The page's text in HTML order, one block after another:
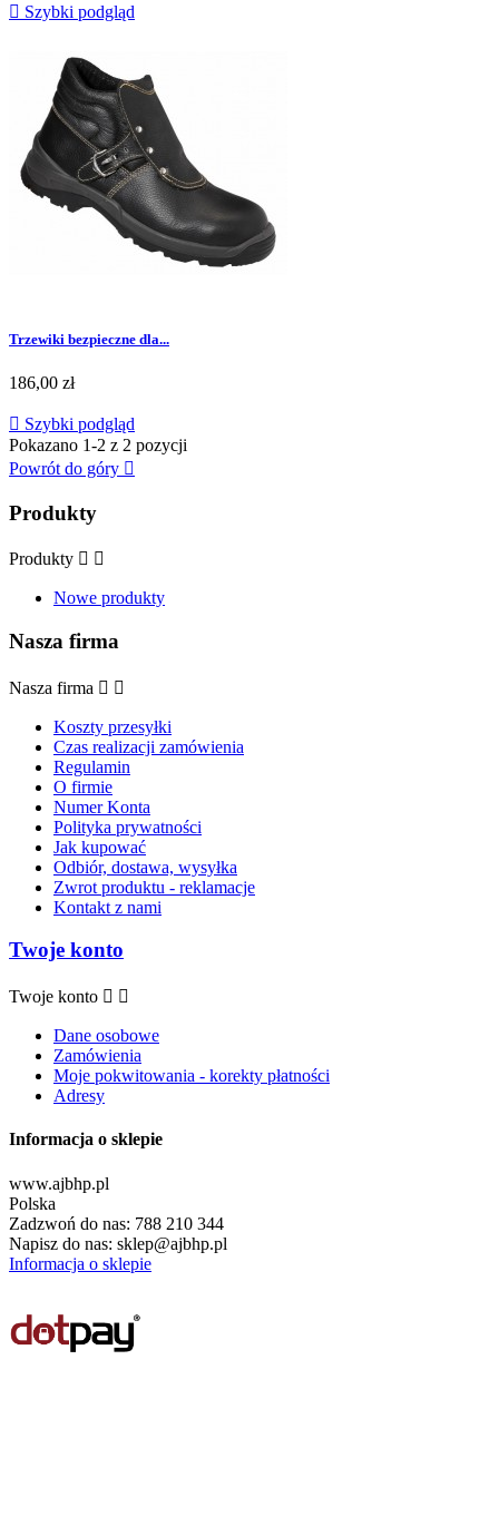
 Szybki podgląd
Trzewiki bezpieczne dla...
Cena
186,00 zł
 Szybki podgląd
Pokazano 1-2 z 2 pozycji
Powrót do góry 
Produkty
Produkty  
Nowe produkty
Nasza firma
Nasza firma  
Koszty przesyłki
Czas realizacji zamówienia
Regulamin
O firmie
Numer Konta
Polityka prywatności
Jak kupować
Odbiór, dostawa, wysyłka
Zwrot produktu - reklamacje
Kontakt z nami
Twoje konto
Twoje konto  
Dane osobowe
Zamówienia
Moje pokwitowania - korekty płatności
Adresy
Informacja o sklepie
www.ajbhp.pl
Polska
Zadzwoń do nas: 788 210 344
Napisz do nas: sklep@ajbhp.pl
Informacja o sklepie